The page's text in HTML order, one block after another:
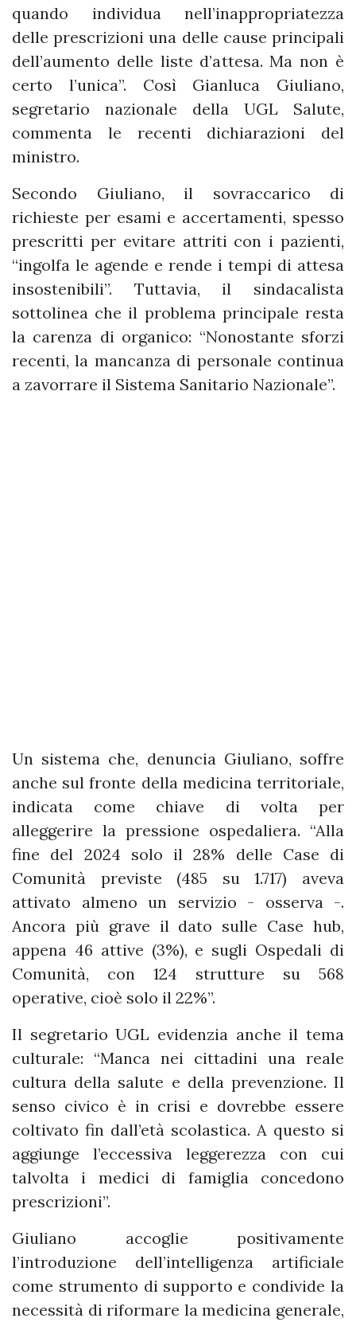
quando individua nell’inappropriatezza
delle prescrizioni una delle cause principali
dell’aumento delle liste d’attesa. Ma non è
certo l’unica”. Così Gianluca Giuliano,
segretario nazionale della UGL Salute,
commenta le recenti dichiarazioni del
ministro.
Secondo Giuliano, il sovraccarico di
richieste per esami e accertamenti, spesso
prescritti per evitare attriti con i pazienti,
“ingolfa le agende e rende i tempi di attesa
insostenibili”. Tuttavia, il sindacalista
sottolinea che il problema principale resta
la carenza di organico: “Nonostante sforzi
recenti, la mancanza di personale continua
a zavorrare il Sistema Sanitario Nazionale”.
Un sistema che, denuncia Giuliano, soffre
anche sul fronte della medicina territoriale,
indicata come chiave di volta per
alleggerire la pressione ospedaliera. “Alla
fine del 2024 solo il 28% delle Case di
Comunità previste (485 su 1.717) aveva
attivato almeno un servizio - osserva -.
Ancora più grave il dato sulle Case hub,
appena 46 attive (3%), e sugli Ospedali di
Comunità, con 124 strutture su 568
operative, cioè solo il 22%”.
Il segretario UGL evidenzia anche il tema
culturale: “Manca nei cittadini una reale
cultura della salute e della prevenzione. Il
senso civico è in crisi e dovrebbe essere
coltivato fin dall’età scolastica. A questo si
aggiunge l’eccessiva leggerezza con cui
talvolta i medici di famiglia concedono
prescrizioni”.
Giuliano accoglie positivamente
l’introduzione dell’intelligenza artificiale
come strumento di supporto e condivide la
necessità di riformare la medicina generale,